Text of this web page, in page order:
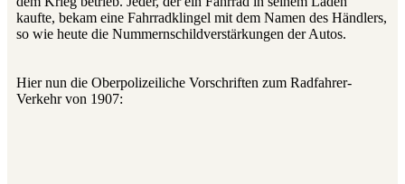
kaufte, bekam eine Fahrradklingel mit dem Namen des Händlers,
so wie heute die Nummernschildverstärkungen der Autos.
Hier nun die Oberpolizeiliche Vorschriften zum Radfahrer-
Verkehr von 1907: